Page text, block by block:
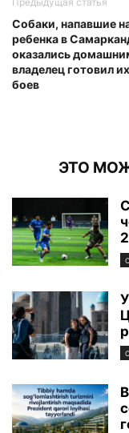
Собаки, напавшие
ребенка в
оказались
владелец готовил
боев
ЭТО